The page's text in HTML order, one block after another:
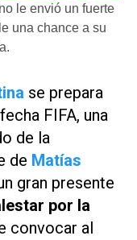
le envió un fuerte
una chance a su
se prepara
FIFA, una
de la
de Matías
gran presente
por la
convocar al